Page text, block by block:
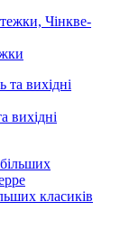
вихідні
класиків